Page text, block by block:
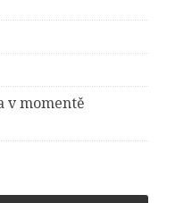
v momentě